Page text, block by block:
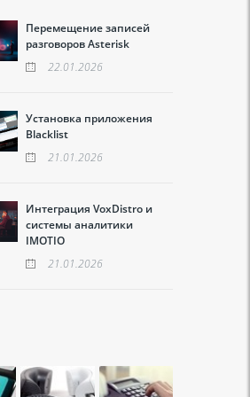
Перемещение записей
разговоров Asterisk
22.01.2026
Установка приложения
Blacklist
21.01.2026
Интеграция VoxDistro и
системы аналитики
IMOTIO
21.01.2026